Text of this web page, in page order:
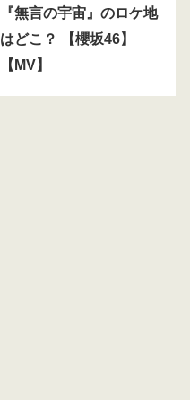
『無言の宇宙』のロケ地
はどこ？ 【櫻坂46】
【MV】